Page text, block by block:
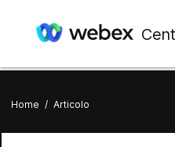
Home / Articolo